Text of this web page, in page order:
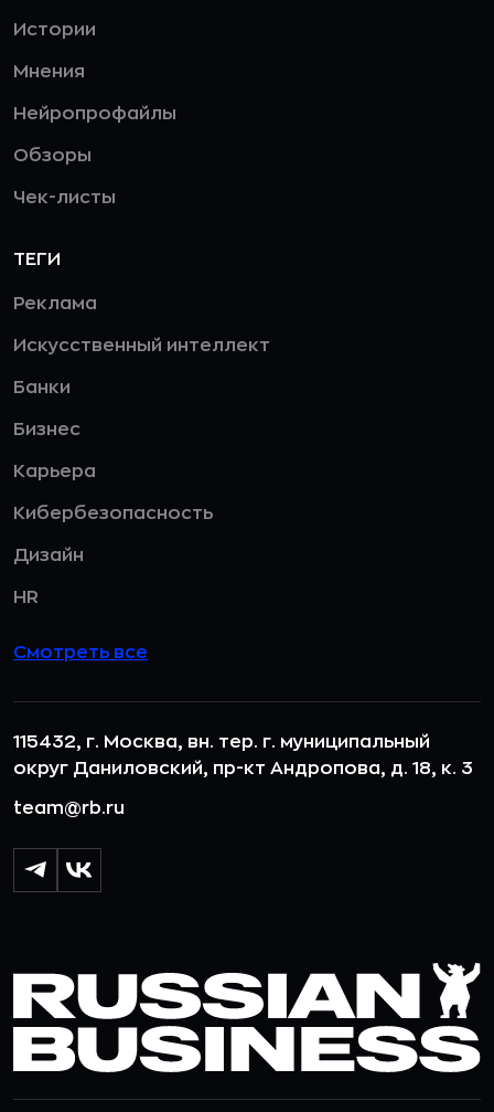
Истории
Мнения
Нейропрофайлы
Обзоры
Чек-листы
ТЕГИ
Реклама
Искусственный интеллект
Банки
Бизнес
Карьера
Кибербезопасность
Дизайн
HR
Смотреть все
115432, г. Москва, вн. тер. г. муниципальный
округ Даниловский, пр-кт Андропова, д. 18, к. 3
team@rb.ru